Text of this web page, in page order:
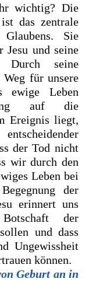
wichtig? Die
das zentrale
Sie
Jesu und seine
seine
Weg für unsere
ewige Leben
auf die
Ereignis liegt,
der Tod nicht
wir durch den
Leben bei
der
erinnert uns
der
und dass
Ungewissheit
können.
Geburt an in